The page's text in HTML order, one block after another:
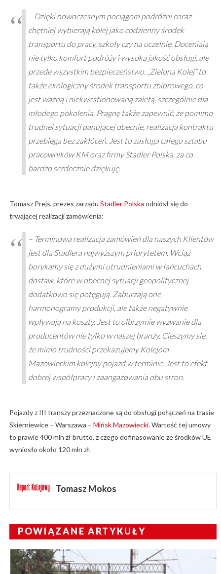
– Dzięki nowoczesnym pociągom podróżni coraz
chętniej wybierają kolej jako codzienny środek
transportu do pracy, szkoły czy na uczelnię. Doceniają
nie tylko komfort podróży i wysoką jakość obsługi, ale
przede wszystkim bezpieczeństwo. „Zielona Kolej” to
także ekologiczny środek transportu zbiorowego, co
jest ważną i niekwestionowaną zaletą, szczególnie dla
młodego pokolenia. Pragnę także zapewnić, że pomimo
trudnej sytuacji panującej obecnie, realizacja kontraktu
przebiega bez zakłóceń. Jest to zasługa całego sztabu
pracowników KM oraz firmy Stadler Polska, za co
bardzo serdecznie dziękuję.
Tomasz Prejs, prezes zarządu Stadler Polska odniósł się do
trwającej realizacji zamówienia:
– Terminowa realizacja zamówień dla naszych Klientów
jest dla Stadlera najwyższym priorytetem. Wciąż
borykamy się z dużymi utrudnieniami w łańcuchach
dostaw, które w obecnej sytuacji geopolitycznej
dodatkowo się potęgują. Zaburzają one
harmonogramy produkcji, ale także negatywnie
wpływają na koszty. Jest to olbrzymie wyzwanie dla
producentów nie tylko w naszej branży. Cieszymy się,
że mimo trudności przekazujemy Kolejom
Mazowieckim kolejny pojazd w terminie. Jest to efekt
dobrej współpracy i zaangażowania obu stron.
Pojazdy z III transzy przeznaczone są do obsługi połączeń na trasie
Skierniewice – Warszawa – Mińsk Mazowiecki. Wartość tej umowy
to prawie 400 mln zł brutto, z czego dofinasowanie ze środków UE
wyniosło około 120 mln zł.
Tomasz Mokos
POWIĄZANE ARTYKUŁY